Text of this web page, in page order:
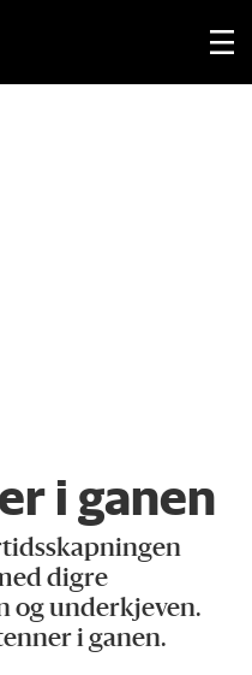
i ganen
digre
og underkjeven.
i ganen.